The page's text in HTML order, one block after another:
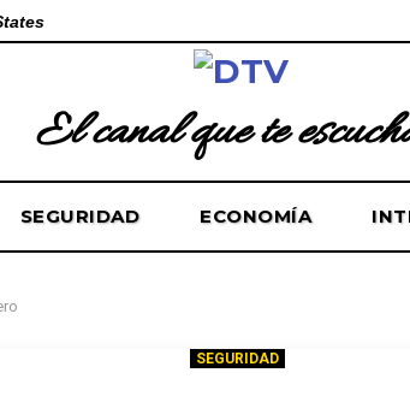
El canal que te
SEGURIDAD ECONOMÍA
SEGURIDAD